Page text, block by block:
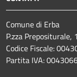
Comune di Erba
P.zza
Codice Fiscale:
Partita IVA: